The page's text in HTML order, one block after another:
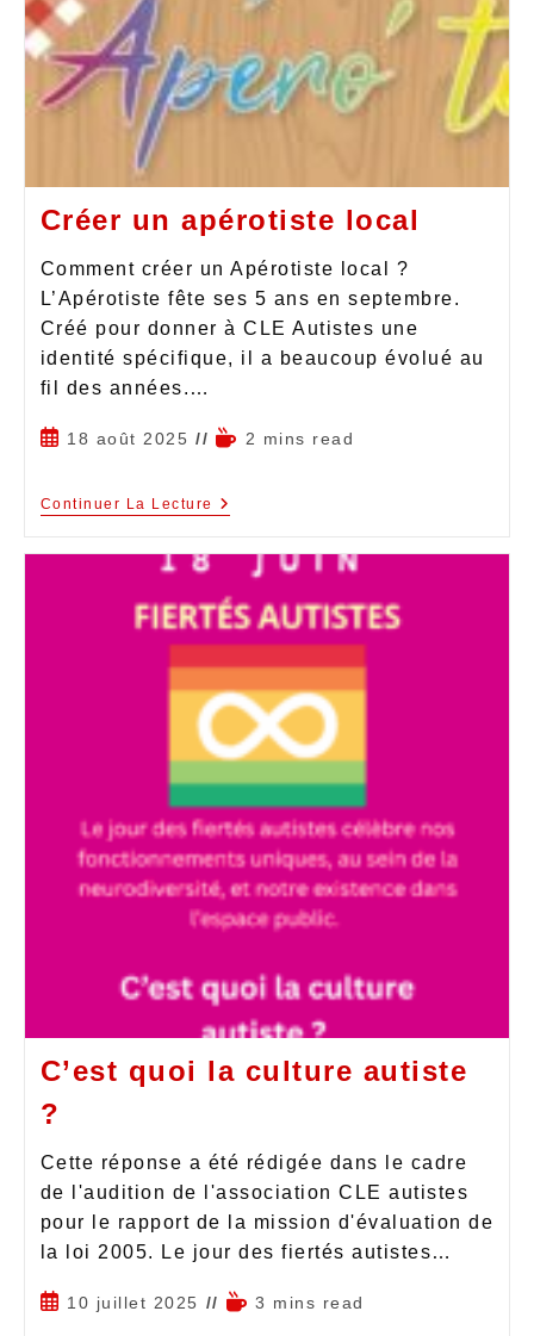
Créer un apérotiste local
Comment créer un Apérotiste local ?
L’Apérotiste fête ses 5 ans en septembre.
Créé pour donner à CLE Autistes une
identité spécifique, il a beaucoup évolué au
fil des années.…
18 août 2025 2 mins read
Continuer La Lecture
C’est quoi la culture autiste
?
Cette réponse a été rédigée dans le cadre
de l'audition de l'association CLE autistes
pour le rapport de la mission d'évaluation de
la loi 2005. Le jour des fiertés autistes…
10 juillet 2025 3 mins read